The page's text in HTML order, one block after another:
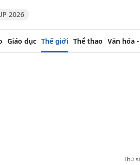
2026
Giáo dục Thế giới Thể thao Văn hóa
thứ